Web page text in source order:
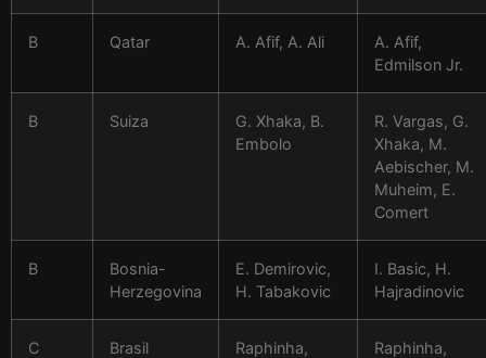
B Qatar A. Afif, A. Ali
A. Afif,
Edmilson Jr.
B Suiza
G. Xhaka, B.
Embolo
R. Vargas, G.
Xhaka, M.
Aebischer, M.
Muheim, E.
Comert
B
Bosnia-
Herzegovina
E. Demirovic,
H. Tabakovic
I. Basic, H.
Hajradinovic
C Brasil
Raphinha,
Raphinha,